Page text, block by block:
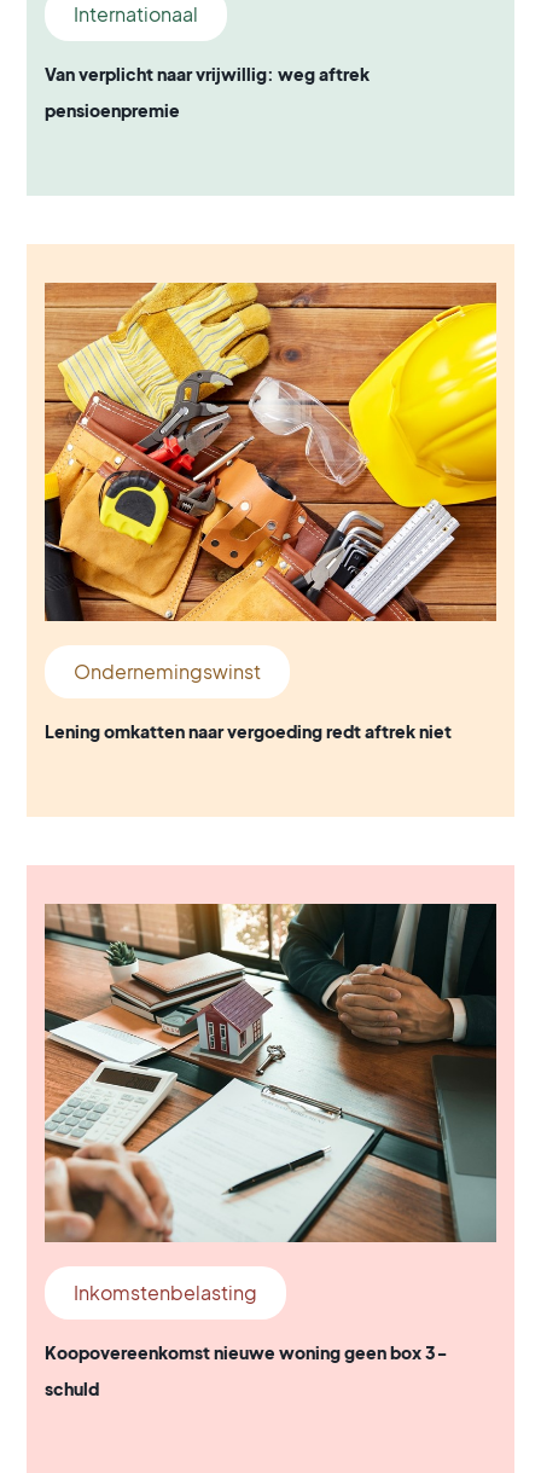
Internationaal
Van verplicht naar vrijwillig: weg aftrek
pensioenpremie
Ondernemingswinst
Lening omkatten naar vergoeding redt aftrek niet
Inkomstenbelasting
Koopovereenkomst nieuwe woning geen box 3-
schuld